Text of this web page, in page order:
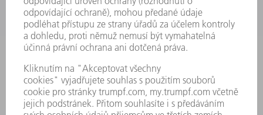
INFORMACE
Často kladené dotazy
Všeobecné obchodní podmínky
KONTAKTNÍ ÚDAJE
Náhradní díly
+420 251 106 254
Po - čt 8:00 - 17:00
Pá 8:00 - 16:00